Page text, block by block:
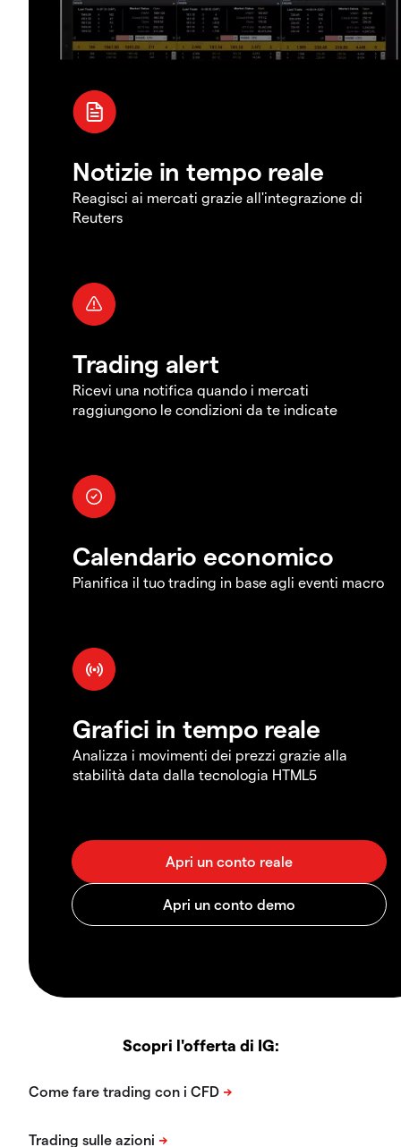
Notizie in tempo reale
Reagisci ai mercati grazie all'integrazione di
Reuters
Trading alert
Ricevi una notifica quando i mercati
raggiungono le condizioni da te indicate
Calendario economico
Pianifica il tuo trading in base agli eventi macro
Grafici in tempo reale
Analizza i movimenti dei prezzi grazie alla
stabilità data dalla tecnologia HTML5
Scopri l'offerta di IG: